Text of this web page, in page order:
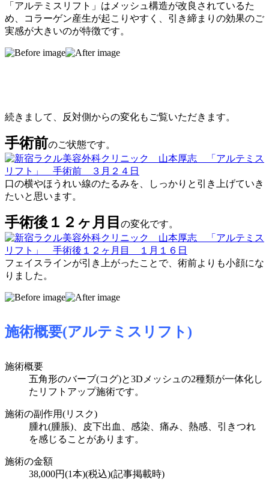
「アルテミスリフト」はメッシュ構造が改良されているた
め、コラーゲン産生が起こりやすく、引き締まりの効果のご
実感が大きいのが特徴です。
続きまして、反対側からの変化もご覧いただきます。
手術前のご状態です。
口の横やほうれい線のたるみを、しっかりと引き上げていき
たいと思います。
手術後１２ヶ月目 の変化です。
フェイスラインが引き上がったことで、術前よりも小顔にな
りました。
施術概要(アルテミスリフト)
施術概要
五角形のバーブ(コグ)と3Dメッシュの2種類が一体化し
たリフトアップ施術です。
施術の副作用(リスク)
腫れ(腫脹)、皮下出血、感染、痛み、熱感、引きつれ
を感じることがあります。
施術の金額
38,000円(1本)(税込)(記事掲載時)